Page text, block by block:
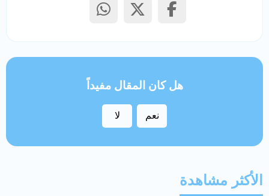
هل كان المقال مفيداً
نعم لا
الأكثر مشاهدة